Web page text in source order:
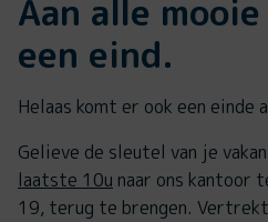
Aan alle
een eind.
Helaas komt er ook een einde
Gelieve de sleutel van je
laatste 10u naar ons kantoor
19, terug te brengen.